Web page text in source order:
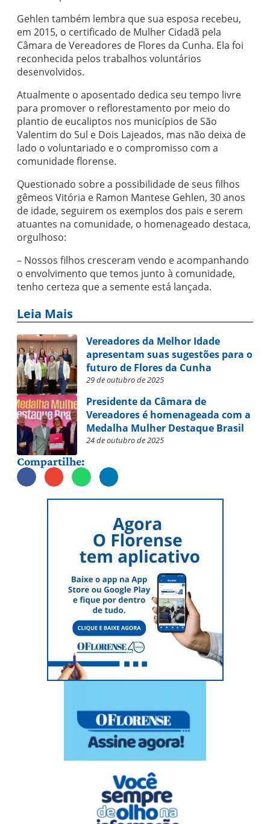
Gehlen também lembra que sua esposa recebeu,
em 2015, o certificado de Mulher Cidadã pela
Câmara de Vereadores de Flores da Cunha. Ela foi
reconhecida pelos trabalhos voluntários
desenvolvidos.
Atualmente o aposentado dedica seu tempo livre
para promover o reflorestamento por meio do
plantio de eucaliptos nos municípios de São
Valentim do Sul e Dois Lajeados, mas não deixa de
lado o voluntariado e o compromisso com a
comunidade florense.
Questionado sobre a possibilidade de seus filhos
gêmeos Vitória e Ramon Mantese Gehlen, 30 anos
de idade, seguirem os exemplos dos pais e serem
atuantes na comunidade, o homenageado destaca,
orgulhoso:
– Nossos filhos cresceram vendo e acompanhando
o envolvimento que temos junto à comunidade,
tenho certeza que a semente está lançada.
Leia Mais
Vereadores da Melhor Idade
apresentam suas sugestões para o
futuro de Flores da Cunha
29 de outubro de 2025
Presidente da Câmara de
Vereadores é homenageada com a
Medalha Mulher Destaque Brasil
24 de outubro de 2025
Compartilhe: